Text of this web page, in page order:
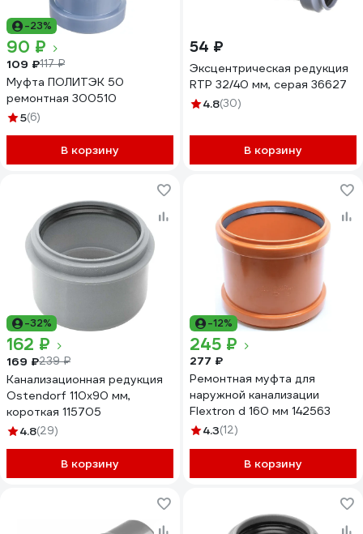
-23%
90 ₽
109 ₽117 ₽
Муфта ПОЛИТЭК 50
ремонтная 300510
5(6)
В корзину
54 ₽
Эксцентрическая редукция
RTP 32/40 мм, серая 36627
4.8(30)
В корзину
-32%
162 ₽
169 ₽239 ₽
Канализационная редукция
Ostendorf 110х90 мм,
короткая 115705
4.8(29)
В корзину
-12%
245 ₽
277 ₽
Ремонтная муфта для
наружной канализации
Flextron d 160 мм 142563
4.3(12)
В корзину